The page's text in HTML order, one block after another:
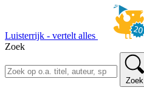
Luisterrijk - vertelt alles
Zoek
Zoek